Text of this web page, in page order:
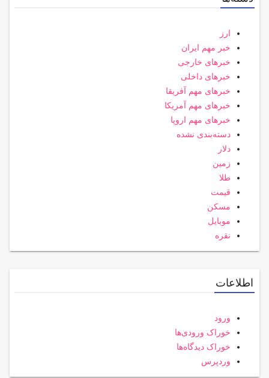
ارز
خبر مهم ایران
خبرهای خارجی
خبرهای داخلی
خبرهای مهم آفریقا
خبرهای مهم آمریکا
خبرهای مهم اروپا
دسته‌بندی نشده
دلار
زمین
طلا
قیمت
مسکن
موبایل
نقره
اطلاعات
ورود
خوراک ورودی‌ها
خوراک دیدگاه‌ها
وردپرس